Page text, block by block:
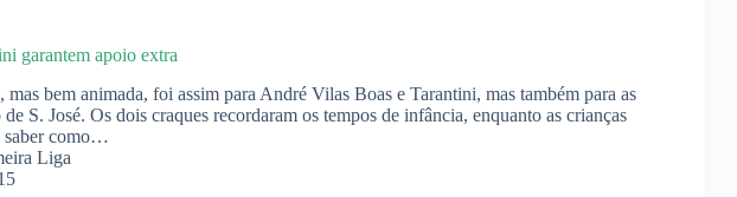
garantem apoio extra
mas bem animada, foi assim para André Vilas Boas e Tarantini, mas também para as
S. José. Os dois craques recordaram os tempos de infância, enquanto as crianças
saber como…
Liga